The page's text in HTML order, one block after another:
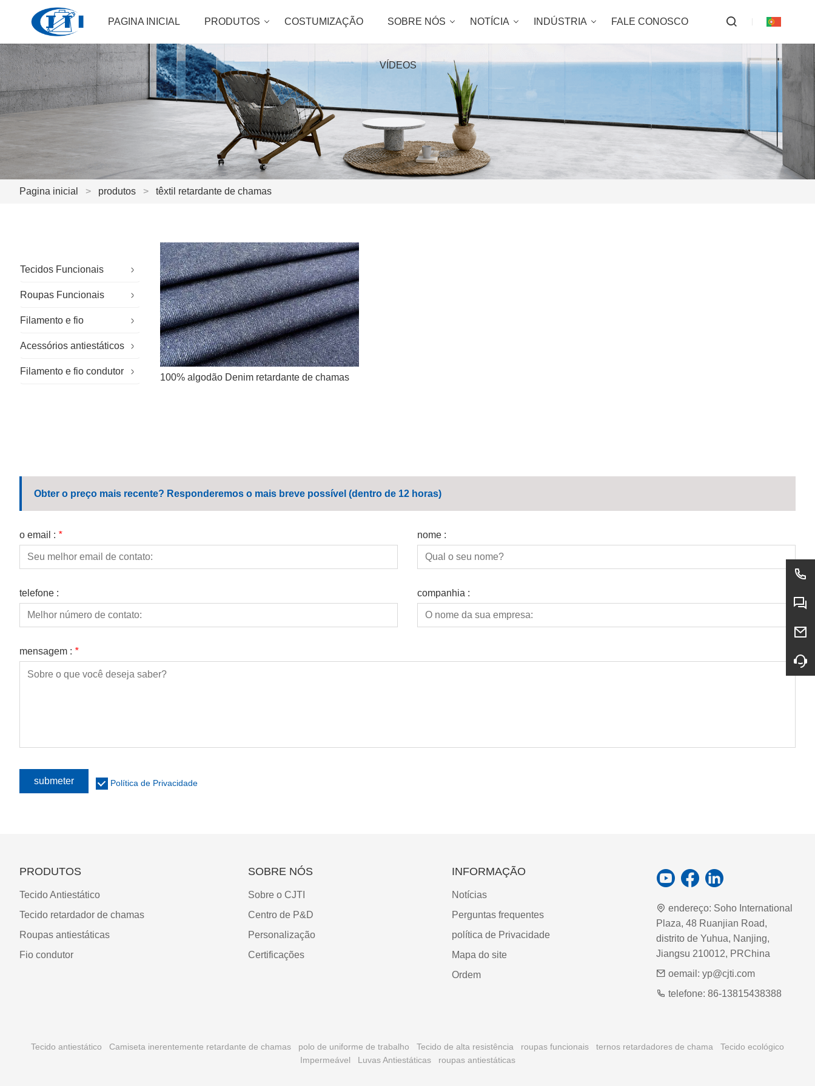
PAGINA INICIAL PRODUTOS COSTUMIZAÇÃO SOBRE NÓS NOTÍCIA INDÚSTRIA FALE CONOSCO
VÍDEOS
Pagina inicial > produtos > têxtil retardante de chamas
Tecidos Funcionais
Tecidos Especiais
Tecido sustentável
Tecido para exterior
Roupas Funcionais
Vestuário de trabalho especializado
Vestuário para salas limpas
Vestuário de trabalho em geral
Filamento e fio
Fio retardante de chamas
Acessórios antiestáticos
Luvas Antiestáticas
Filamento e fio condutor
100% algodão Denim retardante de chamas
Obter o preço mais recente? Responderemos o mais breve possível (dentro de 12 horas)
o email : * nome :
telefone : companhia :
mensagem : *
submeter Política de Privacidade
PRODUTOS
Tecido Antiestático
Tecido retardador de chamas
Roupas antiestáticas
Fio condutor
SOBRE NÓS
Sobre o CJTI
Centro de P&D
Personalização
Certificações
INFORMAÇÃO
Notícias
Perguntas frequentes
política de Privacidade
Mapa do site
Ordem
endereço: Soho International
Plaza, 48 Ruanjian Road,
distrito de Yuhua, Nanjing,
Jiangsu 210012, PRChina
oemail: yp@cjti.com
telefone: 86-13815438388
Tecido antiestático Camiseta inerentemente retardante de chamas polo de uniforme de trabalho Tecido de alta resistência roupas funcionais ternos retardadores de chama
Tecido ecológico
Impermeável
Luvas Antiestáticas roupas antiestáticas